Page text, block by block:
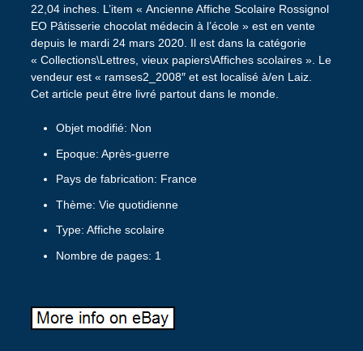
22,04 inches. L’item « Ancienne Affiche Scolaire Rossignol
EO Pâtisserie chocolat médecin à l’école » est en vente
depuis le mardi 24 mars 2020. Il est dans la catégorie
« Collections\Lettres, vieux papiers\Affiches scolaires ». Le
vendeur est « ramses2_2008″ et est localisé à/en Laiz.
Cet article peut être livré partout dans le monde.
Objet modifié: Non
Epoque: Après-guerre
Pays de fabrication: France
Thème: Vie quotidienne
Type: Affiche scolaire
Nombre de pages: 1